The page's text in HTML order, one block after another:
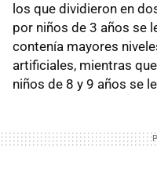
los que dividieron en
por niños de 3 años se
contenía mayores
artificiales, mientras
niños de 8 y 9 años se